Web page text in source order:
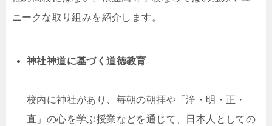
ニークな取り組みを紹介します。
神社神道に基づく道徳教育
校内に神社があり、毎朝の朝拝や「浄・明・正・
直」の心を学ぶ授業などを通じて、日本人としての